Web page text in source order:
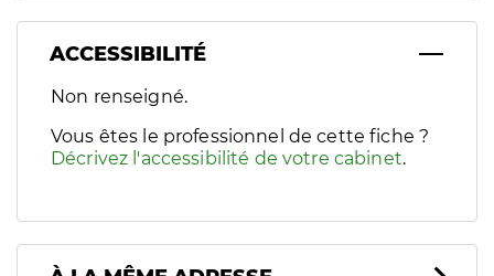
ACCESSIBILITÉ
Filtres
Sélectionnez un ou plusieurs handicaps/besoins
Non renseigné.
Vous êtes le professionnel de cette fiche ?
Décrivez l'accessibilité de votre cabinet.